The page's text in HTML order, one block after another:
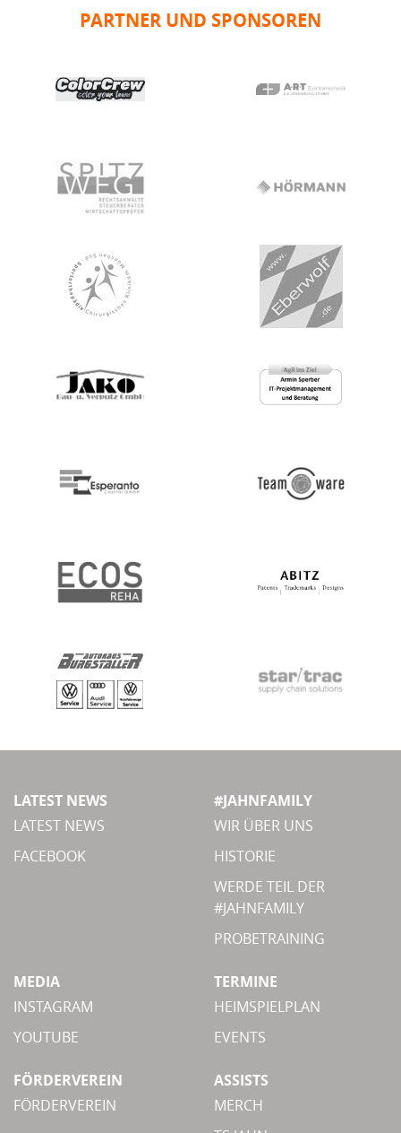
PARTNER UND SPONSOREN
LATEST NEWS
LATEST NEWS
FACEBOOK
#JAHNFAMILY
WIR ÜBER UNS
HISTORIE
WERDE TEIL DER
#JAHNFAMILY
PROBETRAINING
MEDIA
INSTAGRAM
YOUTUBE
TERMINE
HEIMSPIELPLAN
EVENTS
FÖRDERVEREIN
FÖRDERVEREIN
ASSISTS
MERCH